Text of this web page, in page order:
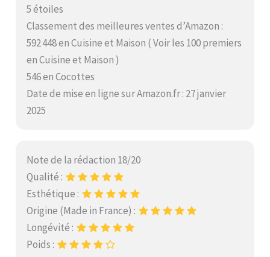
5 étoiles
Classement des meilleures ventes d’Amazon :
592 448 en Cuisine et Maison ( Voir les 100 premiers
en Cuisine et Maison )
546 en Cocottes
Date de mise en ligne sur Amazon.fr : 27 janvier
2025
Note de la rédaction 18/20
Qualité :
Esthétique :
Origine (Made in France) :
Longévité :
Poids :